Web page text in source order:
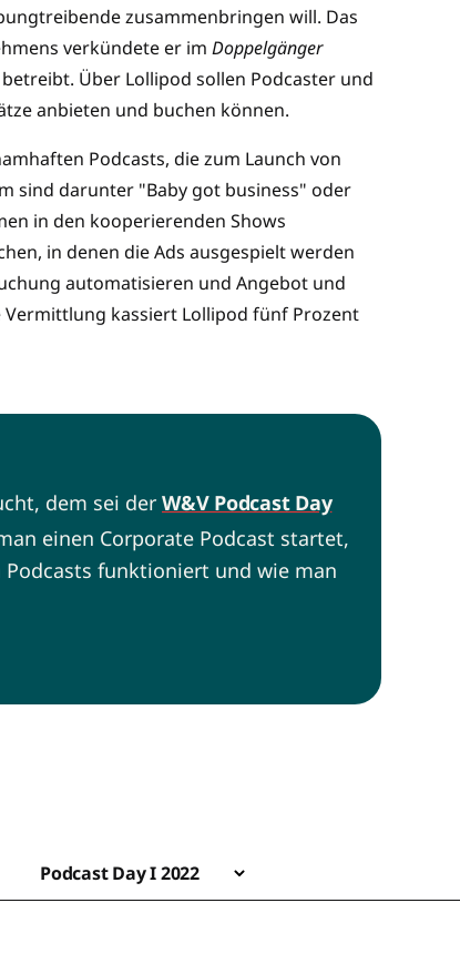
zusammenbringen will. Das
verkündete er imDoppelgänger
Über Lollipod sollen Podcaster und
anbieten und buchen können.
Podcasts, die zum Launch von
sind darunter "Baby got business" oder
in den kooperierenden Shows
in denen die Ads ausgespielt werden
automatisieren und Angebot und
kassiert Lollipod fünf Prozent
dem sei der W&V Podcast Day
einen Corporate Podcast startet,
funktioniert und wie man
Podcast Day I 2022